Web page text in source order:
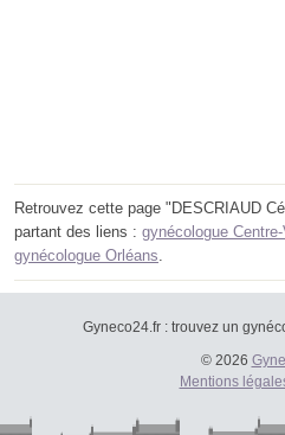
Retrouvez cette page "DESCRIAUD
partant des liens : gynécologue
gynécologue Orléans.
Gyneco24.fr : trouvez un
© 2026
Mentions